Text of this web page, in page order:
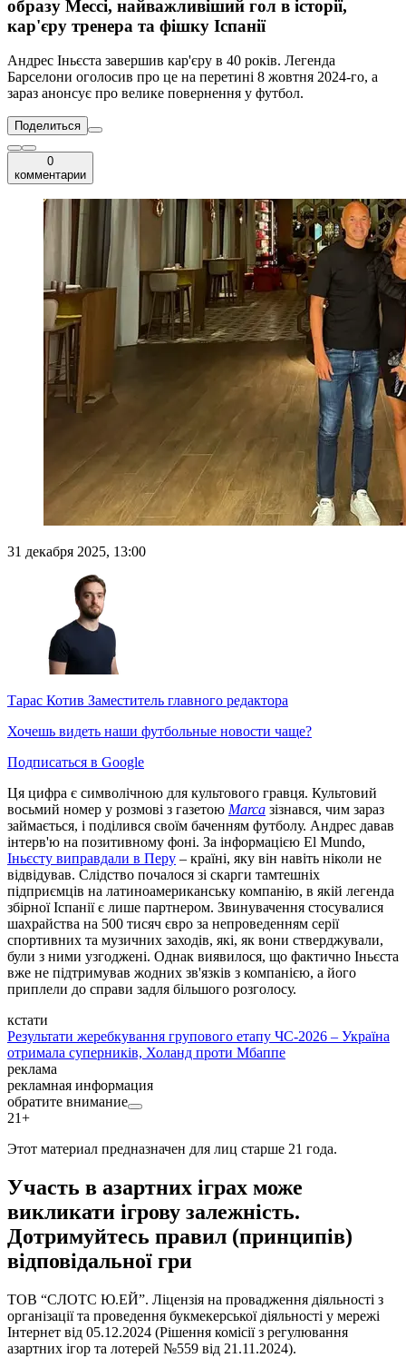
образу Мессі, найважливіший гол в історії,
кар'єру тренера та фішку Іспанії
Андрес Іньєста завершив кар'єру в 40 років. Легенда
Барселони оголосив про це на перетині 8 жовтня 2024-го, а
зараз анонсує про велике повернення у футбол.
Поделиться
0
комментарии
31 декабря 2025, 13:00
Тарас Котив Заместитель главного редактора
Хочешь видеть наши футбольные новости чаще?
Подписаться в Google
Ця цифра є символічною для культового гравця. Культовий
восьмий номер у розмові з газетою Marca зізнався, чим зараз
займається, і поділився своїм баченням футболу. Андрес давав
інтерв'ю на позитивному фоні. За інформацією El Mundo,
Іньєсту виправдали в Перу – країні, яку він навіть ніколи не
відвідував. Слідство почалося зі скарги тамтешніх
підприємців на латиноамериканську компанію, в якій легенда
збірної Іспанії є лише партнером. Звинувачення стосувалися
шахрайства на 500 тисяч євро за непроведенням серії
спортивних та музичних заходів, які, як вони стверджували,
були з ними узгоджені. Однак виявилося, що фактично Іньєста
вже не підтримував жодних зв'язків з компанією, а його
приплели до справи задля більшого розголосу.
кстати
Результати жеребкування групового етапу ЧС-2026 – Україна
отримала суперників, Холанд проти Мбаппе
реклама
рекламная информация
обратите внимание
21+
Этот материал предназначен для лиц старше 21 года.
Участь в азартних іграх може
викликати ігрову залежність.
Дотримуйтесь правил (принципів)
відповідальної гри
ТОВ “СЛОТС Ю.ЕЙ”. Ліцензія на провадження діяльності з
організації та проведення букмекерської діяльності у мережі
Інтернет від 05.12.2024 (Рішення комісії з регулювання
азартних ігор та лотерей №559 від 21.11.2024).